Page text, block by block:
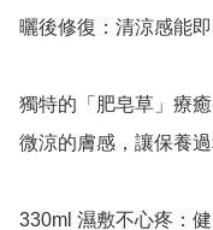
曬後修復：清涼感能即
獨特的「肥皂草」療
微涼的膚感，讓保養過
330ml 濕敷不心疼：